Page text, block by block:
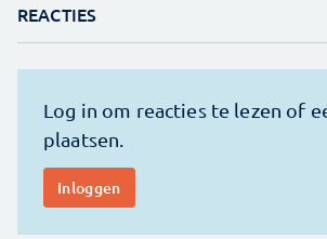
REACTIES